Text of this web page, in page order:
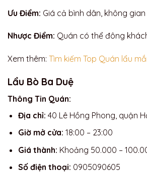
Ưu Điểm: Giá cả bình dân, không
Nhược Điểm: Quán có thể đông
Xem thêm: Tìm kiếm Top Quán lẩu
Lẩu Bò Ba Duệ
Thông Tin Quán:
Địa chỉ: 40 Lê Hồng Phong, quận
Giờ mở cửa: 18:00 – 23:00
Giá thành: Khoảng 50.000 –
Số điện thoại: 0905090605